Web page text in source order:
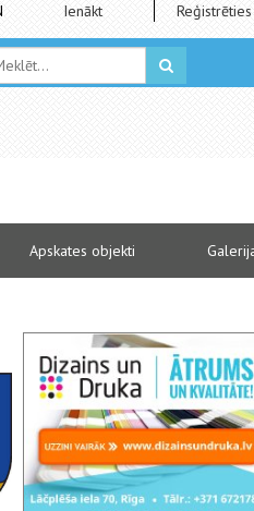
Ienākt Reģistrēties
Apskates objekti